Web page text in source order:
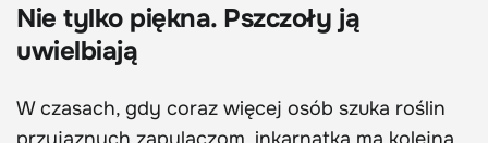
Nie tylko piękna. Pszczoły ją
uwielbiają
W czasach, gdy coraz więcej osób szuka roślin